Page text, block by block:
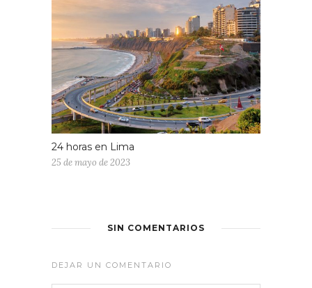
24 horas en Lima
25 de mayo de 2023
SIN COMENTARIOS
DEJAR UN COMENTARIO